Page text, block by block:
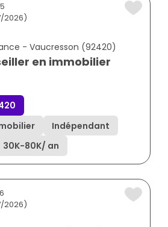
2026)
- Vaucresson (92420)
en immobilier
Indépendant
30K-80K/ an
2026)